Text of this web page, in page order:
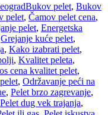
Bukov pelet, Bukov
pelet, Čamov pelet cena,
pelet, Energetska
Grejanje kuće pelet,
, Kako izabrati pelet,
, Kvalitet peleta,
cena kvalitet pelet,
, Održavanje peći na
, Pelet brzo zagrevanje,
Pelet dug vek trajanja,